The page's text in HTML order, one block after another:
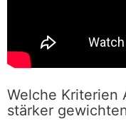
Welche Kriterien
stärker